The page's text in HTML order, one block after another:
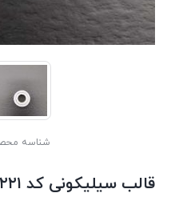
شناسه
قالب سیلیکونی کد ۴۲۲۱ – حلقه